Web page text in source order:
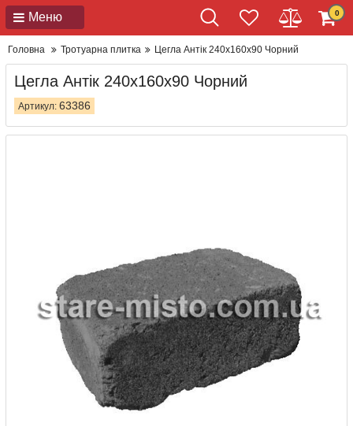
Меню 0
Головна Тротуарна плитка Цегла Антік 240x160x90 Чорний
Цегла Антік 240x160x90 Чорний
Артикул: 63386